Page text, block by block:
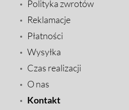
Polityka zwrotów
Reklamacje
Płatności
Wysyłka
Czas realizacji
O nas
Kontakt